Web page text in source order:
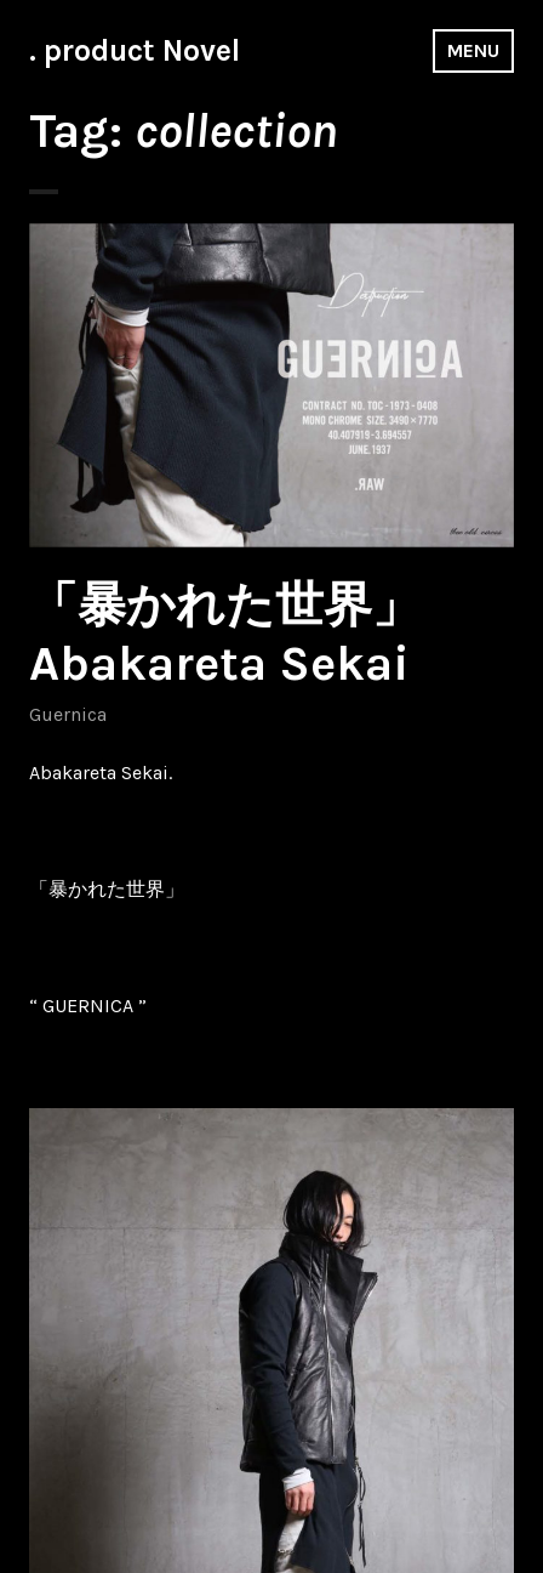
content
. product Novel MENU
Tag: collection
「暴かれた世界」
Abakareta Sekai
Guernica
Abakareta Sekai.
「暴かれた世界」
“ GUERNICA ”